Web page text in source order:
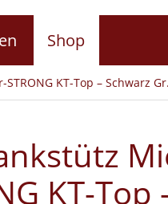
Shop
KT-Top – Schwarz
KT-Top